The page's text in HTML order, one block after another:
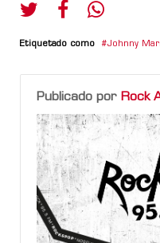
Etiquetado como Johnny
Publicado por Rock